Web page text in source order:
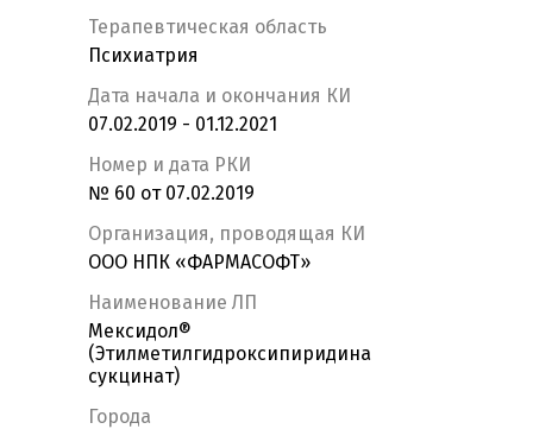
Терапевтическая область
Психиатрия
Дата начала и окончания КИ
07.02.2019 - 01.12.2021
Номер и дата РКИ
№ 60 от 07.02.2019
Организация, проводящая КИ
ООО НПК «ФАРМАСОФТ»
Наименование ЛП
Мексидол®
(Этилметилгидроксипиридина
сукцинат)
Города